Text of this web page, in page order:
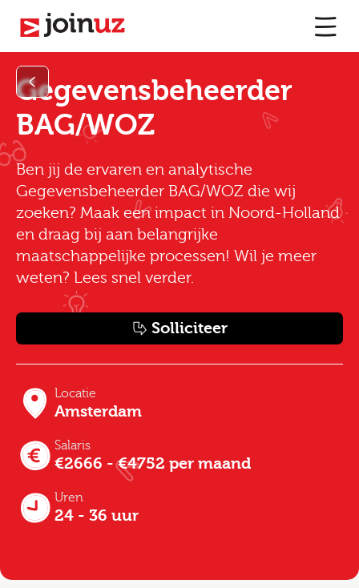
Gegevensbeheerder
BAG/WOZ
Ben jij de ervaren en analytische
Gegevensbeheerder BAG/WOZ die wij
zoeken? Maak een impact in Noord-Holland
en draag bij aan belangrijke
maatschappelijke processen! Wil je meer
weten? Lees snel verder.
Solliciteer
Locatie
Amsterdam
Salaris
€2666 - €4752 per maand
Uren
24 - 36 uur